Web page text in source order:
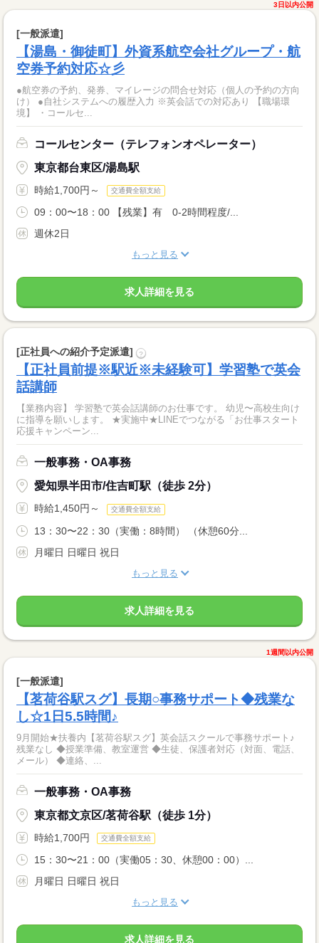
3日以内公開
[一般派遣]
【湯島・御徒町】外資系航空会社グループ・航
空券予約対応☆彡
●航空券の予約、発券、マイレージの問合せ対応（個人の予約の方向
け） ●自社システムへの履歴入力 ※英会話での対応あり 【職場環
境】 ・コールセ...
コールセンター（テレフォンオペレーター）
東京都台東区/湯島駅
時給1,700円～ 交通費全額支給
09：00〜18：00 【残業】有 0-2時間程度/...
週休2日
もっと見る
求人詳細を見る
[正社員への紹介予定派遣] ?
【正社員前提※駅近※未経験可】学習塾で英会
話講師
【業務内容】 学習塾で英会話講師のお仕事です。 幼児〜高校生向け
に指導を願いします。 ★実施中★LINEでつながる「お仕事スタート
応援キャンペーン...
一般事務・OA事務
愛知県半田市/住吉町駅（徒歩 2分）
時給1,450円～ 交通費全額支給
13：30〜22：30（実働：8時間） （休憩60分...
月曜日 日曜日 祝日
もっと見る
求人詳細を見る
1週間以内公開
[一般派遣]
【茗荷谷駅スグ】長期○事務サポート◆残業な
し☆1日5.5時間♪
9月開始★扶養内【茗荷谷駅スグ】英会話スクールで事務サポート♪
残業なし ◆授業準備、教室運営 ◆生徒、保護者対応（対面、電話、
メール） ◆連絡、...
一般事務・OA事務
東京都文京区/茗荷谷駅（徒歩 1分）
時給1,700円 交通費全額支給
15：30〜21：00（実働05：30、休憩00：00）...
月曜日 日曜日 祝日
もっと見る
求人詳細を見る